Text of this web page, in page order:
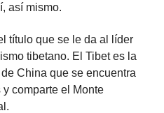
así mismo.
título que se le da al líder
tibetano. El Tibet es la
China que se encuentra
comparte el Monte